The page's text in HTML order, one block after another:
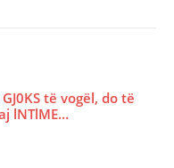
të vogël, do të
lNTlME…